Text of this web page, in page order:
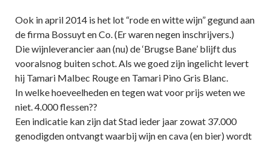
Ook in april 2014 is het lot “rode en witte wijn” gegund aan
de firma Bossuyt en Co. (Er waren negen inschrijvers.)
Die wijnleverancier aan (nu) de ‘Brugse Bane’ blijft dus
vooralsnog buiten schot. Als we goed zijn ingelicht levert
hij Tamari Malbec Rouge en Tamari Pino Gris Blanc.
In welke hoeveelheden en tegen wat voor prijs weten we
niet. 4.000 flessen??
Een indicatie kan zijn dat Stad ieder jaar zowat 37.000
genodigden ontvangt waarbij wijn en cava (en bier) wordt